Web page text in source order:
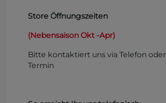
Store Öffnungszeiten
(Nebensaison Okt -Apr)
Bitte kontaktiert uns via Telefon
Termin